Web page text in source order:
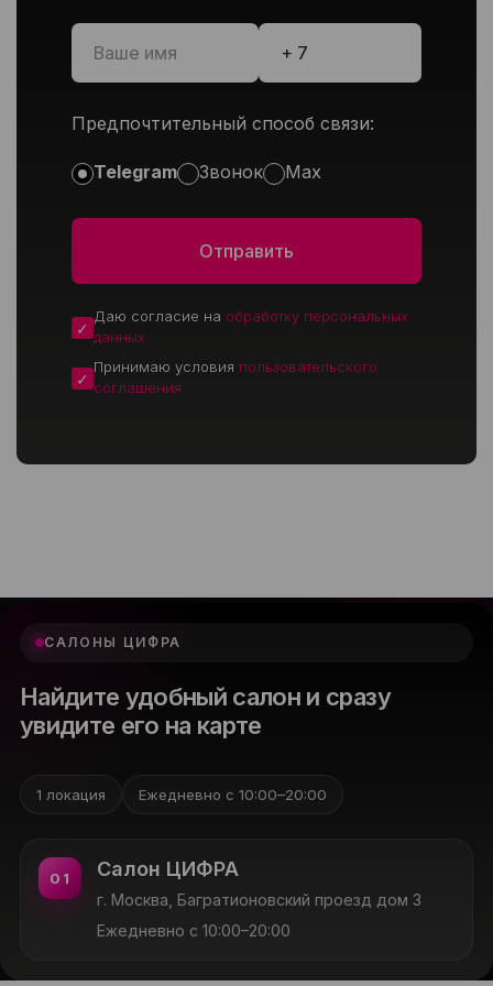
Предпочтительный способ связи:
Telegram Звонок Max
Даю согласие на обработку персональных
данных
Принимаю условия пользовательского
соглашения
САЛОНЫ ЦИФРА
Найдите удобный салон и сразу
увидите его на карте
1 локация Ежедневно с 10:00–20:00
01 Салон ЦИФРА
г. Москва, Багратионовский проезд дом 3
Ежедневно с 10:00–20:00